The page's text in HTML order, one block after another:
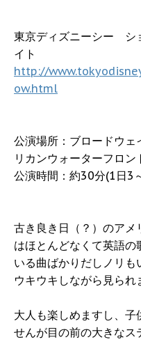
東京ディズニーシー シ
イト
http://
ow.html
公演場所：ブロードウェ
リカンウォーターフロン
公演時間：約30分(1日3
古き良き日（？）のア
はほとんどなくて英語
いる曲ばかりだしノリも
ウキウキしながら見られ
大人も楽しめますし、子
せんが目の前の大きなス